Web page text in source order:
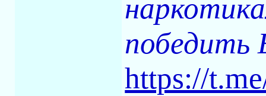
победить
https://